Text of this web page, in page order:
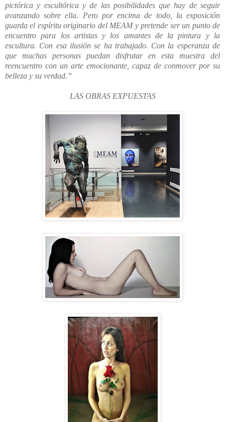
pictórica y escultórica y de las posibilidades que hay de seguir
avanzando sobre ella. Pero por encima de todo, la exposición
guarda el espíritu originario del MEAM y pretende ser un punto de
encuentro para los artistas y los amantes de la pintura y la
escultura. Con esa ilusión se ha trabajado. Con la esperanza de
que muchas personas puedan disfrutar en esta muestra del
reencuentro con un arte emocionante, capaz de conmover por su
belleza y su verdad.”
LAS OBRAS EXPUESTAS